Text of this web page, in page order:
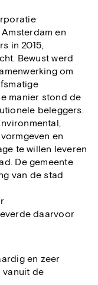
en
in 2015,
Bewust werd
om
manier stond de
beleggers.
en
te willen leveren
De gemeente
van de stad
daarvoor
en zeer
de